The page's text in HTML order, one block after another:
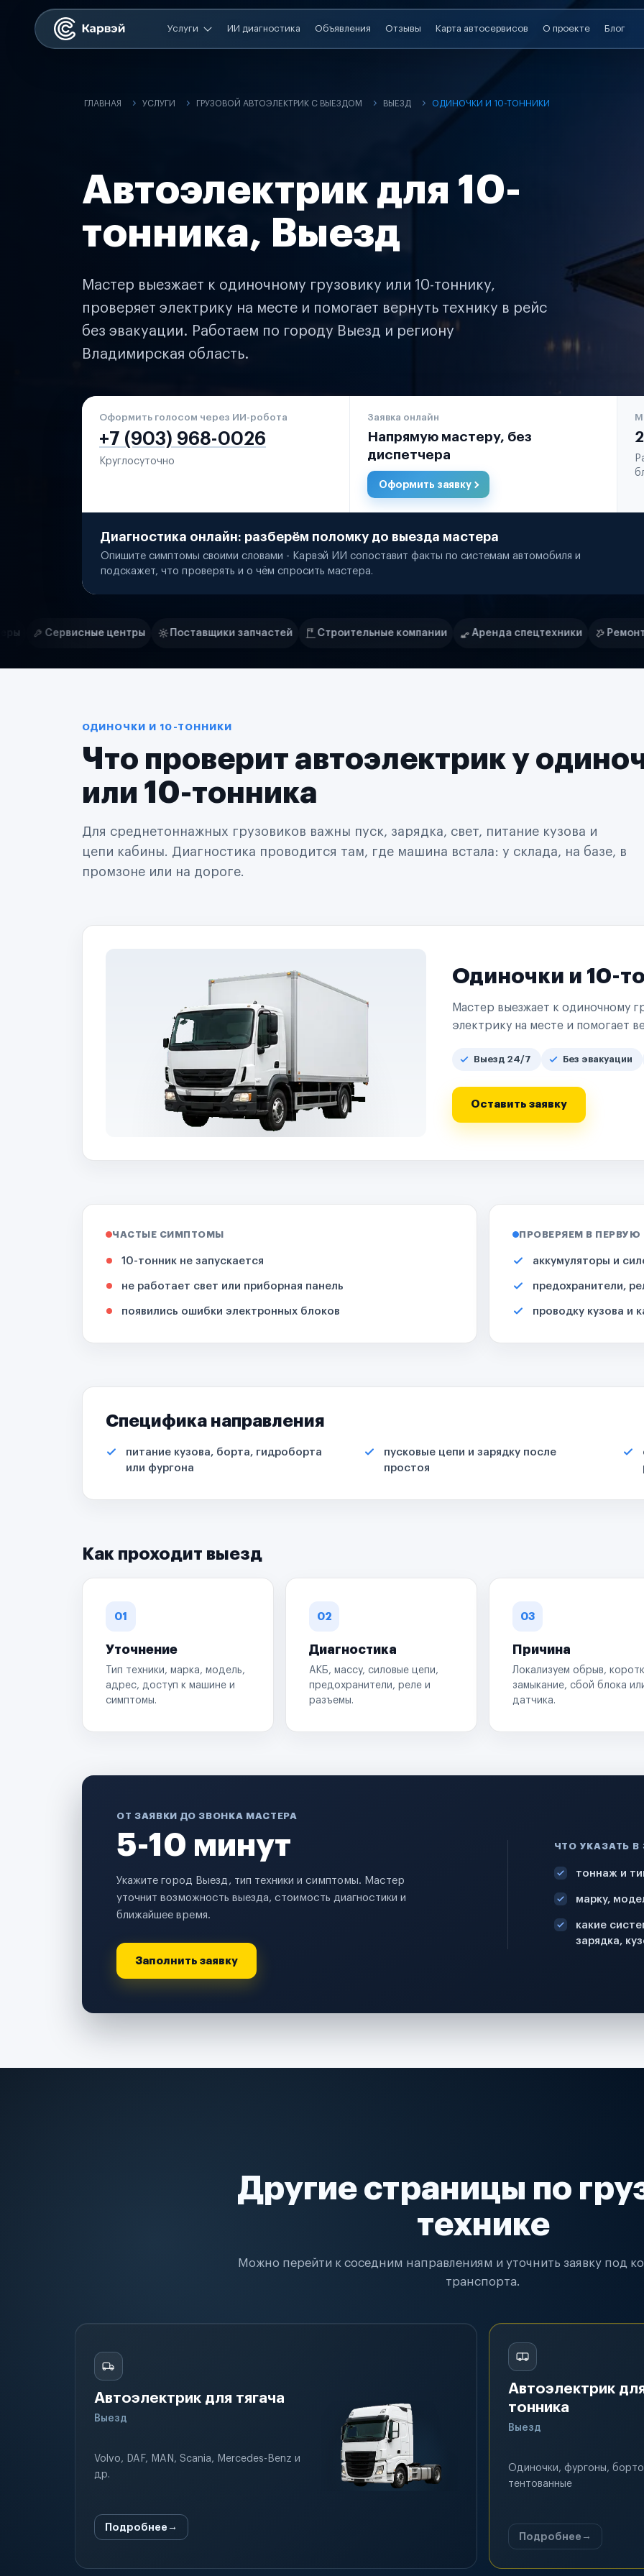
Услуги ИИ диагностика Объявления Отзывы Карта автосервисов О проекте Блог
ГЛАВНАЯ УСЛУГИ ГРУЗОВОЙ АВТОЭЛЕКТРИК С ВЫЕЗДОМ ВЫЕЗД ОДИНОЧКИ И 10-ТОННИКИ
Автоэлектрик для 10-
тонника, Выезд
Мастер выезжает к одиночному грузовику или 10-тоннику,
проверяет электрику на месте и помогает вернуть технику в рейс
без эвакуации. Работаем по городу Выезд и региону
Владимирская область.
Оформить голосом через ИИ-робота
+7 (903) 968-0026
Круглосуточно
Заявка онлайн
Напрямую мастеру, без
диспетчера
Оформить заявку
Диагностика онлайн: разберём поломку до выезда мастера
Опишите симптомы своими словами - Карвэй ИИ сопоставит факты по системам автомобиля и
подскажет, что проверять и о чём спросить мастера.
Нам доверяют
Поставщики запчастей Строительные компании Аренда спецтехники Ремонт спецтехники
Маркетплейсы
Логистические компании
Поставщики запчастей
Строительные компании
Ремонт спецтехники
Управляющие компании
Страховые компании
B2B-дистрибьюторы
ОДИНОЧКИ И 10-ТОННИКИ
Что проверит автоэлектрик у
или 10-тонника
Для среднетоннажных грузовиков важны пуск, зарядка, свет, питание кузова и
цепи кабины. Диагностика проводится там, где машина встала: у склада, на базе, в
промзоне или на дороге.
Одиночки и 10-
Мастер выезжает к одиночному
электрику на месте и помогает
Выезд 24/7 Без эвакуации
Оставить заявку
ЧАСТЫЕ СИМПТОМЫ
10-тонник не запускается
не работает свет или приборная панель
появились ошибки электронных блоков
ПРОВЕРЯЕМ В ПЕРВУЮ
аккумуляторы и
предохранители,
проводку кузова и
Специфика направления
питание кузова, борта, гидроборта
или фургона
пусковые цепи и зарядку после
простоя
Как проходит выезд
01
Уточнение
Тип техники, марка, модель,
адрес, доступ к машине и
симптомы.
02
Диагностика
АКБ, массу, силовые цепи,
предохранители, реле и
разъемы.
03
Причина
Локализуем обрыв,
замыкание, сбой блока
датчика.
ОТ ЗАЯВКИ ДО ЗВОНКА МАСТЕРА
5-10 минут
Укажите город Выезд, тип техники и симптомы. Мастер
уточнит возможность выезда, стоимость диагностики и
ближайшее время.
Заполнить заявку
ЧТО УКАЗАТЬ В
тоннаж и
марку,
какие
зарядка,
Другие страницы по
технике
Можно перейти к соседним направлениям и уточнить заявку под
транспорта.
Автоэлектрик для тягача
Выезд
Volvo, DAF, MAN, Scania, Mercedes-Benz и
др.
Подробнее
Автоэлектрик
тонника
Выезд
Одиночки, фургоны,
тентованные
Подробнее